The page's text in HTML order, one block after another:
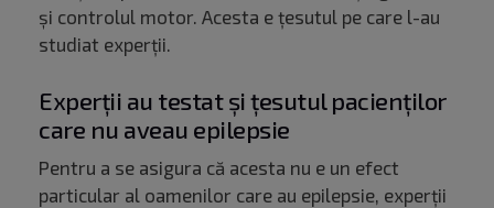
și controlul motor. Acesta e țesutul pe care l-au
studiat experții.
Experții au testat și țesutul pacienților
care nu aveau epilepsie
Pentru a se asigura că acesta nu e un efect
particular al oamenilor care au epilepsie, experții